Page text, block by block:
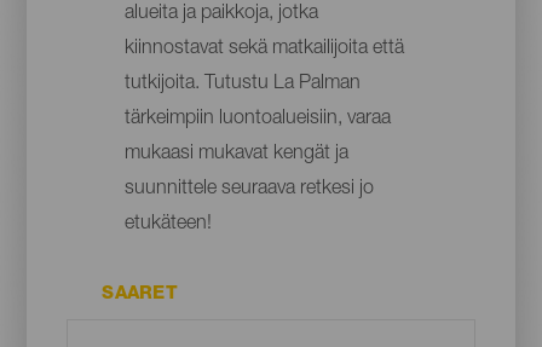
alueita ja paikkoja, jotka
kiinnostavat sekä matkailijoita että
tutkijoita. Tutustu La Palman
tärkeimpiin luontoalueisiin, varaa
mukaasi mukavat kengät ja
suunnittele seuraava retkesi jo
etukäteen!
SAARET